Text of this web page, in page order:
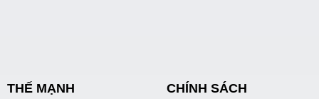
THẾ MẠNH CHÍNH SÁCH